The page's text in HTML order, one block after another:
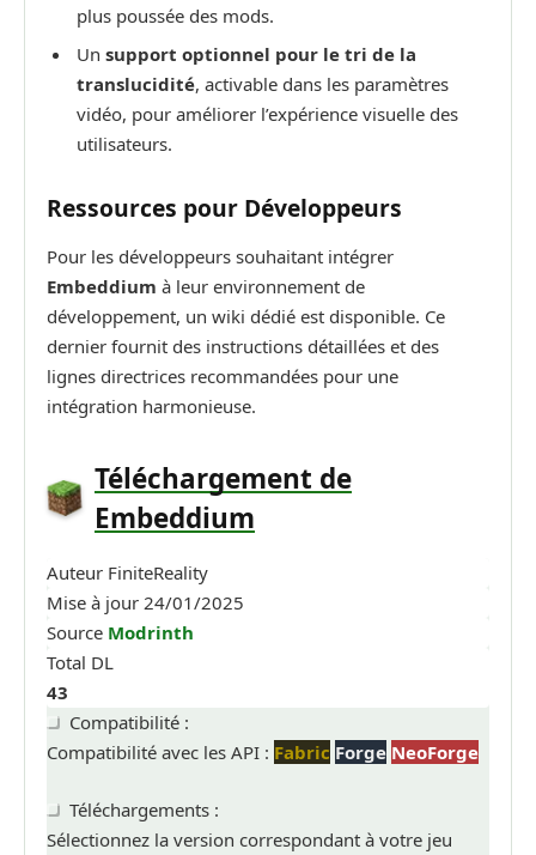
plus poussée des mods.
Un support optionnel pour le tri de la
translucidité, activable dans les paramètres
vidéo, pour améliorer l’expérience visuelle des
utilisateurs.
Ressources pour Développeurs
Pour les développeurs souhaitant intégrer
Embeddium à leur environnement de
développement, un wiki dédié est disponible. Ce
dernier fournit des instructions détaillées et des
lignes directrices recommandées pour une
intégration harmonieuse.
Téléchargement de
Embeddium
Auteur FiniteReality
Mise à jour 24/01/2025
Source Modrinth
Total DL
43
Compatibilité :
Compatibilité avec les API : Fabric Forge NeoForge
Téléchargements :
Sélectionnez la version correspondant à votre jeu